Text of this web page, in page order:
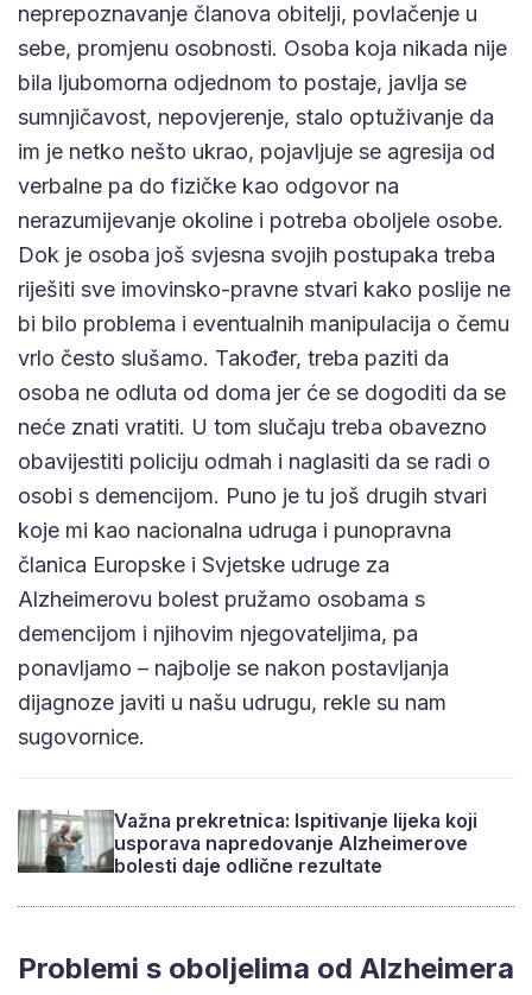
neprepoznavanje članova obitelji, povlačenje u
sebe, promjenu osobnosti. Osoba koja nikada nije
bila ljubomorna odjednom to postaje, javlja se
sumnjičavost, nepovjerenje, stalo optuživanje da
im je netko nešto ukrao, pojavljuje se agresija od
verbalne pa do fizičke kao odgovor na
nerazumijevanje okoline i potreba oboljele osobe.
Dok je osoba još svjesna svojih postupaka treba
riješiti sve imovinsko-pravne stvari kako poslije ne
bi bilo problema i eventualnih manipulacija o čemu
vrlo često slušamo. Također, treba paziti da
osoba ne odluta od doma jer će se dogoditi da se
neće znati vratiti. U tom slučaju treba obavezno
obavijestiti policiju odmah i naglasiti da se radi o
osobi s demencijom. Puno je tu još drugih stvari
koje mi kao nacionalna udruga i punopravna
članica Europske i Svjetske udruge za
Alzheimerovu bolest pružamo osobama s
demencijom i njihovim njegovateljima, pa
ponavljamo – najbolje se nakon postavljanja
dijagnoze javiti u našu udrugu, rekle su nam
sugovornice.
Važna prekretnica: Ispitivanje lijeka koji
usporava napredovanje Alzheimerove
bolesti daje odlične rezultate
Problemi s oboljelima od Alzheimera